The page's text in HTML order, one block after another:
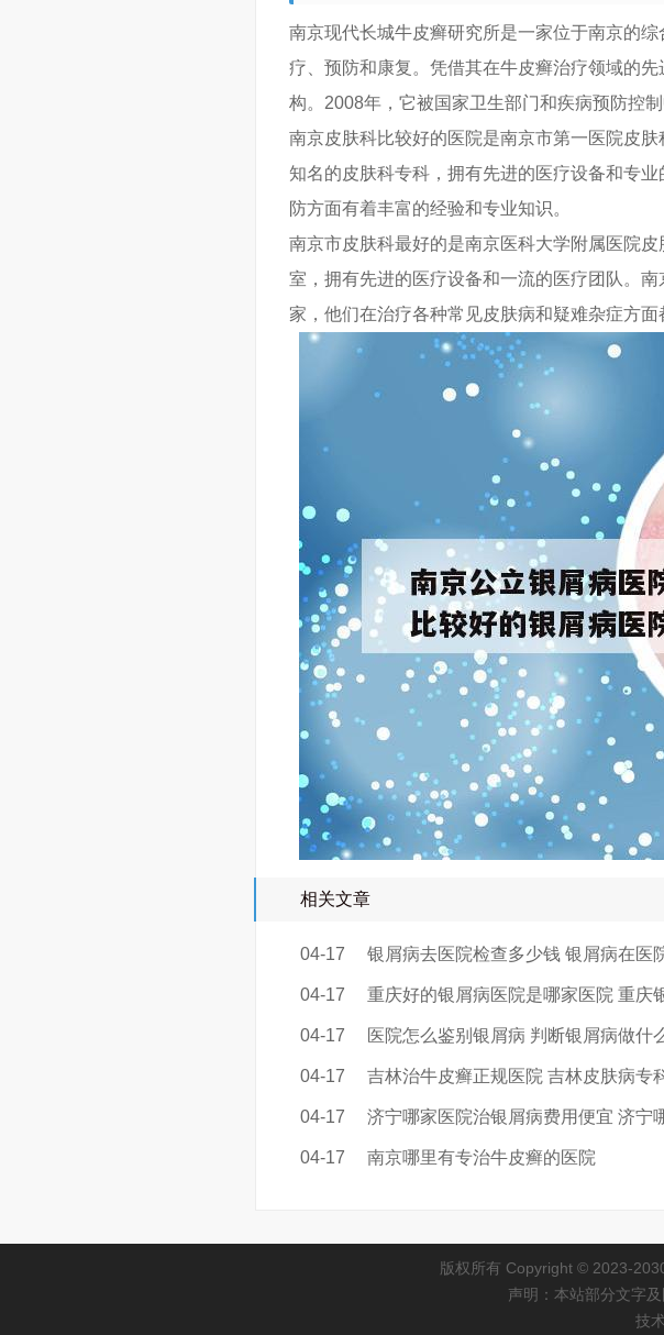
南京现代长城牛皮癣研究所是一家位于南京的
疗、预防和康复。凭借其在牛皮癣治疗领域的
构。2008年，它被国家卫生部门和疾病预防控
南京皮肤科比较好的医院是南京市第一医院皮
知名的皮肤科专科，拥有先进的医疗设备和专
防方面有着丰富的经验和专业知识。
南京市皮肤科最好的是南京医科大学附属医院
室，拥有先进的医疗设备和一流的医疗团队。
家，他们在治疗各种常见皮肤病和疑难杂症方面
相关文章
04-17 银屑病去医院检查多少钱 银屑病在医
04-17 重庆好的银屑病医院是哪家医院 重庆
04-17 医院怎么鉴别银屑病 判断银屑病做什
04-17 吉林治牛皮癣正规医院 吉林皮肤病专
04-17 济宁哪家医院治银屑病费用便宜 济宁
04-17 南京哪里有专治牛皮癣的医院
版权所有 Copyright © 2023-
声明：本站部分文字
技